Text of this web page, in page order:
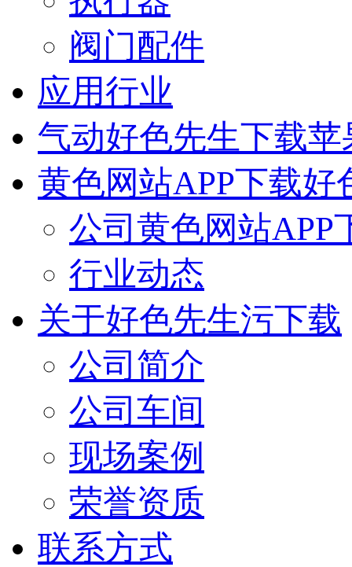
阀门配件
应用行业
气动好色先生下载
黄色网站APP下载好
公司黄色网站APP
行业动态
关于好色先生污下载
公司简介
公司车间
现场案例
荣誉资质
联系方式